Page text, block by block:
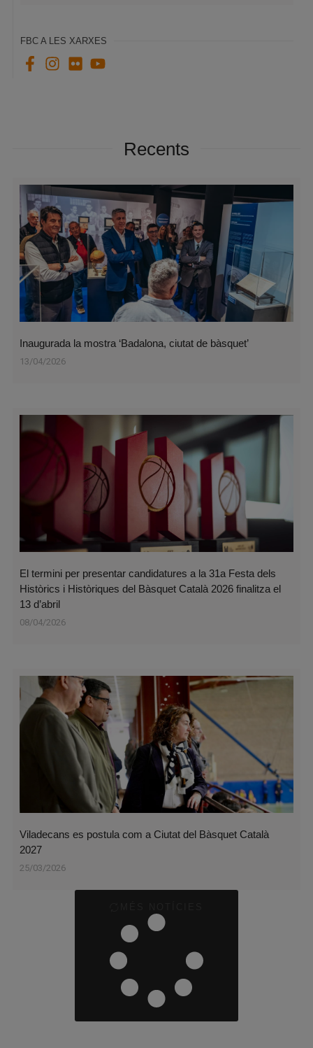
FBC A LES XARXES
Recents
Inaugurada la mostra ‘Badalona, ciutat de bàsquet’
13/04/2026
El termini per presentar candidatures a la 31a Festa dels
Històrics i Històriques del Bàsquet Català 2026 finalitza el
13 d’abril
08/04/2026
Viladecans es postula com a Ciutat del Bàsquet Català
2027
25/03/2026